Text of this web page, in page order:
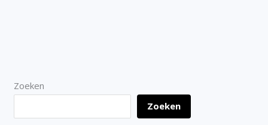
Zoeken
Zoeken